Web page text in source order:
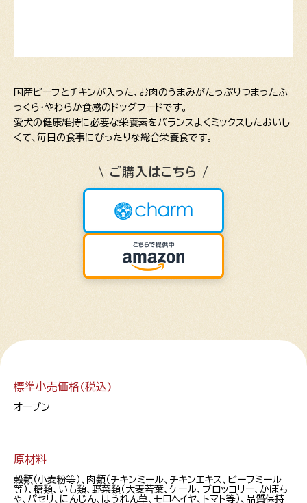
国産ビーフとチキンが入った、お肉のうまみがたっぷりつまったふ
っくら・やわらか食感のドッグフードです。
愛犬の健康維持に必要な栄養素をバランスよくミックスしたおいし
くて、毎日の食事にぴったりな総合栄養食です。
\ ご購入はこちら /
標準小売価格(税込)
オープン
原材料
穀類（小麦粉等）、肉類（チキンミール、チキンエキス、ビーフミール
等）、糖類、いも類、野菜類（大麦若葉、ケール、ブロッコリー、かぼち
ゃ、パセリ、にんじん、ほうれん草、モロヘイヤ、トマト等）、品質保持